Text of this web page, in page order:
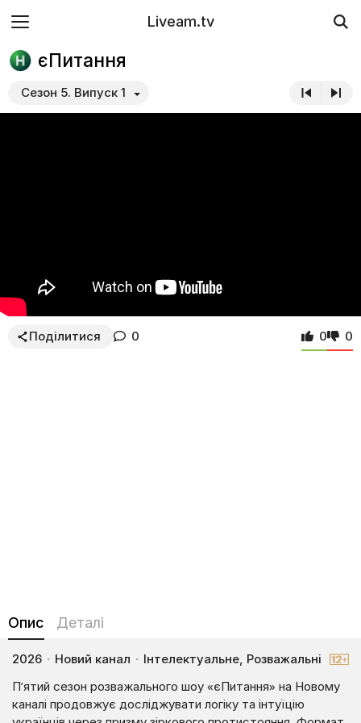
Liveam.tv
єПитання
Сезон 5. Випуск 1
Поділитися 0 0 0
Опис Деталі
2026 · Новий канал · Інтелектуальне, Розважальні
П’ятий сезон розважального шоу «єПитання» на Новому
каналі продовжує досліджувати логіку та інтуїцію